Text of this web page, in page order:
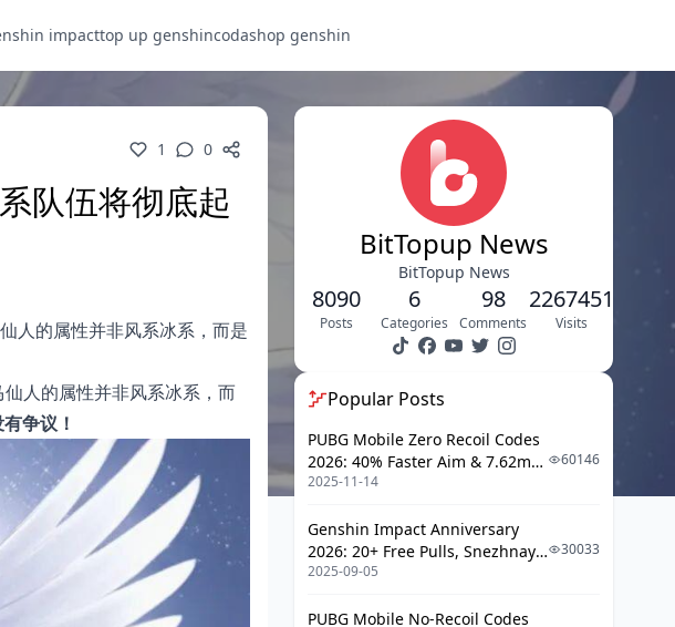
impacttop up genshincodashop genshin
1 0
队伍将彻底起
人的属性并非风系冰系，而是
人的属性并非风系冰系，而
争议！
BitTopup News
BitTopup News
8090
Posts
6
Categories
98
Comments
2267451
Visits
Popular Posts
PUBG Mobile Zero Recoil Codes
2026: 40% Faster Aim & 7.62mm
Weapon Adjustments
2025-11-14
60146
Genshin Impact Anniversary
2026: 20+ Free Pulls, Snezhnaya
Roadmap & Complete Guide
2025-09-05
30033
PUBG Mobile No-Recoil Codes